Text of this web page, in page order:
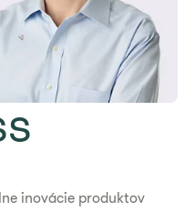
inovácie produktov